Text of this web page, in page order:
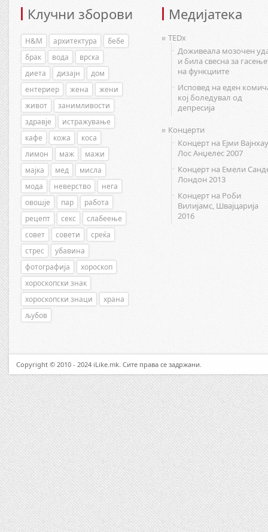
Клучни зборови
H&M архитектура
бебе
брак
вода
врска
диета
дизајн
дом
ентериер
жена
жени
живот
занимливости
здравје
истражување
кафе
кожа
коса
лимон
маж
мажи
мајка
мед
мисла
мода
неверство
нега
овошје
пар
работа
рецепт
секс
слабеење
совет
совети
среќа
стрес
убавина
фотографија
хороскоп
хороскопски знак
хороскопски знаци
храна
љубов
Медијатека
TEDx
Доживеала мозочен
и била свесна за
на функциите
Исповед на еден
кој боледувал од
депресија
Концерти
Концерт на Ејми
Лос Анџелес 2007
Концерт на Емели
Лондон 2013
Концерт на Роби
Вилијамс, Швајцарија
2016
Copyright © 2010 - 2024 iLike.mk. Сите права се задржани.